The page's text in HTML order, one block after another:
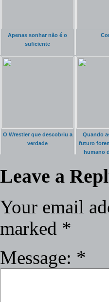
Apenas sonhar não é o
suficiente
O Wrestler que descobriu a
verdade
Quando
futuro
humano
Leave a
Your email
marked *
Message: *